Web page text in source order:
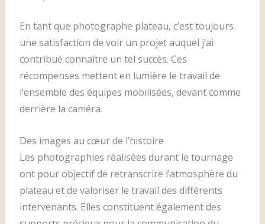
En tant que photographe plateau, c’est toujours
une satisfaction de voir un projet auquel j’ai
contribué connaître un tel succès. Ces
récompenses mettent en lumière le travail de
l’ensemble des équipes mobilisées, devant comme
derrière la caméra.
Des images au cœur de l’histoire
Les photographies réalisées durant le tournage
ont pour objectif de retranscrire l’atmosphère du
plateau et de valoriser le travail des différents
intervenants. Elles constituent également des